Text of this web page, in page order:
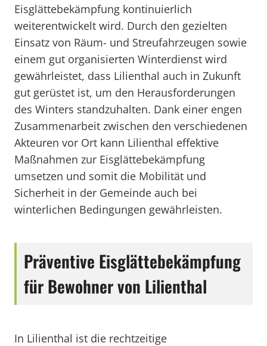
Eisglättebekämpfung kontinuierlich
weiterentwickelt wird. Durch den gezielten
Einsatz von Räum- und Streufahrzeugen sowie
einem gut organisierten Winterdienst wird
gewährleistet, dass Lilienthal auch in Zukunft
gut gerüstet ist, um den Herausforderungen
des Winters standzuhalten. Dank einer engen
Zusammenarbeit zwischen den verschiedenen
Akteuren vor Ort kann Lilienthal effektive
Maßnahmen zur Eisglättebekämpfung
umsetzen und somit die Mobilität und
Sicherheit in der Gemeinde auch bei
winterlichen Bedingungen gewährleisten.
Präventive Eisglättebekämpfung
für Bewohner von Lilienthal
In Lilienthal ist die rechtzeitige